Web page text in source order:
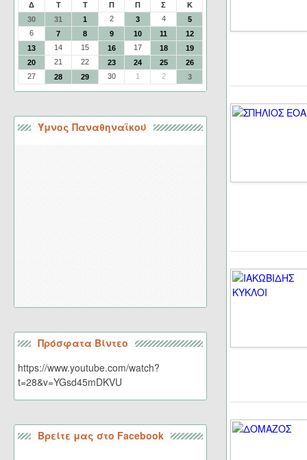
Δ Τ Τ Π Π Σ
Κ
30
31 1 2 3 4
5
6
7 8 9 10 11
12
13
14 15 16 17 18
19
20
21 22 23 24 25
26
27
28 29 30 1 2 3
Ύμνος Παναθηναϊκού
Πρόσφατα Βίντεο
https://www.youtube.com/watch?
t=28&v=YGsd45mDKVU
Βρείτε μας στο Facebook